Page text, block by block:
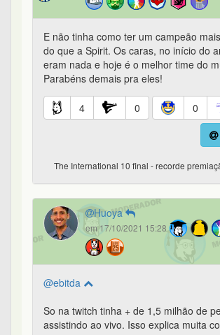
E não tinha como ter um campeão
do que a Spirit. Os caras, no início do
eram nada e hoje é o melhor time do
Parabéns demais pra eles!
4 0 0
The International 10 final - recorde
Huoya
em 17/10/2021 15:28
@ebitda
So na twitch tinha + de 1,5 milhão de
assistindo ao vivo. Isso explica muita